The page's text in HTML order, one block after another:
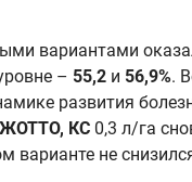
вариантами
– 55,2 и 56,9%.
развития
КС 0,3 л/га
не